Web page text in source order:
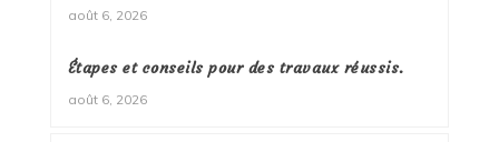
août 6, 2026
Étapes et conseils pour des travaux réussis.
août 6, 2026